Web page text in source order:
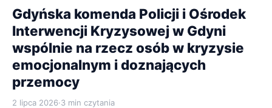
Gdyńska komenda Policji i Ośrodek
Interwencji Kryzysowej w Gdyni
wspólnie na rzecz osób w kryzysie
emocjonalnym i doznających
przemocy
2 lipca 2026·3 min czytania